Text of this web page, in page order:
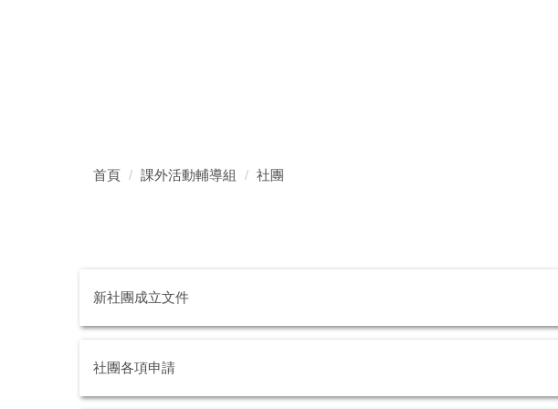
首頁 課外活動輔導組 社團
新社團成立文件
社團各項申請